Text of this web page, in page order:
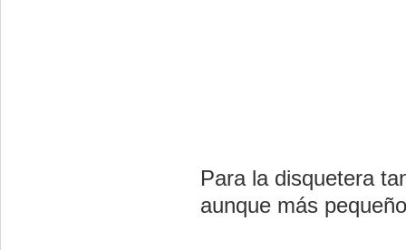
Para la disquetera
aunque más